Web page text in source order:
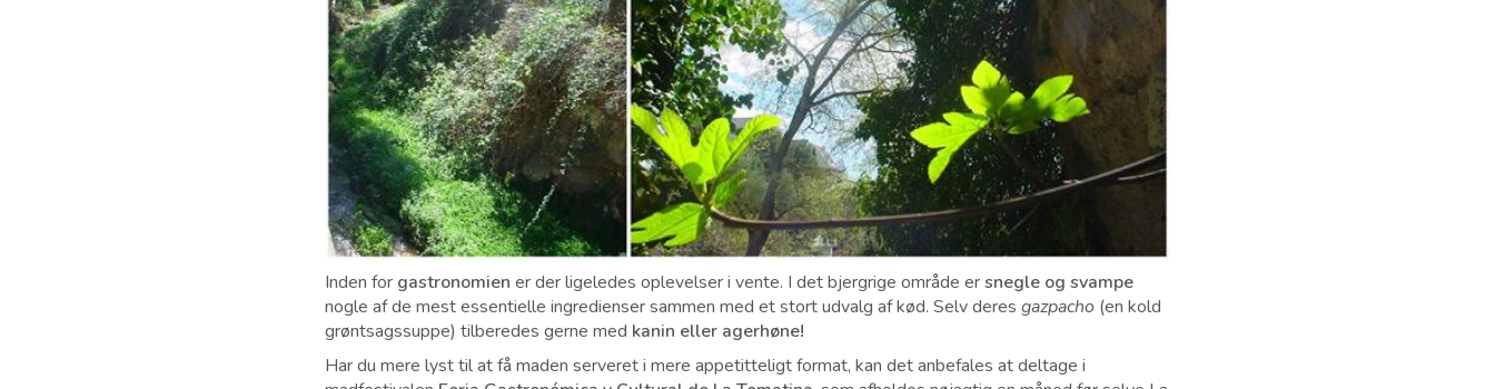
Inden for gastronomien er der ligeledes oplevelser i vente. I det bjergrige område ersnegle og svampe
nogle af de mest essentielle ingredienser sammen med et stort udvalg af kød. Selv deres gazpacho (en kold
grøntsagssuppe) tilberedes gerne med kanin eller agerhøne!
Har du mere lyst til at få maden serveret i mere appetitteligt format, kan det anbefales at deltage i